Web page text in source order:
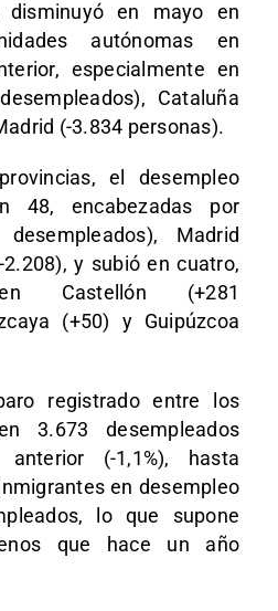
disminuyó en mayo en
autónomas en
especialmente en
Cataluña
(-3.834 personas).
el desempleo
48, encabezadas por
Madrid
y subió en cuatro,
Castellón (+281
(+50) y Guipúzcoa
registrado entre los
3.673 desempleados
(-1,1%), hasta
en desempleo
lo que supone
que hace un año